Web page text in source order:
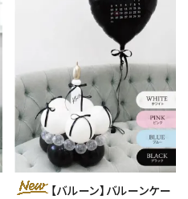
【バルーン】バルーンケー